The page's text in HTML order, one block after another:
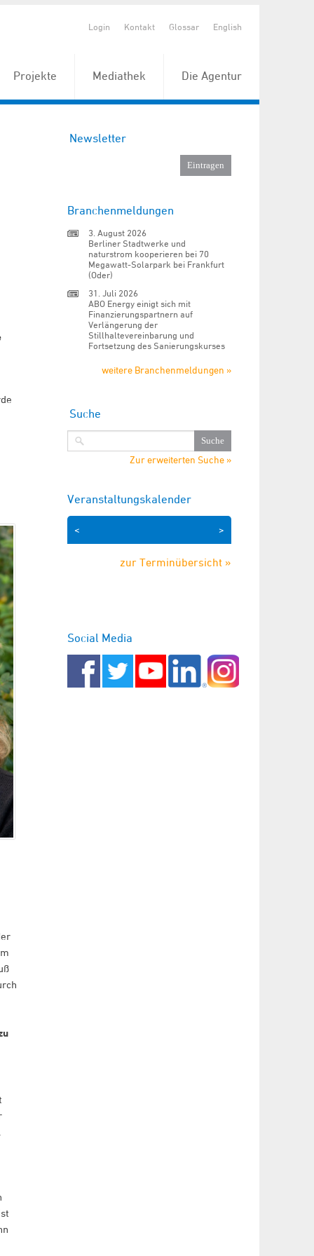
Login Kontakt Glossar English
Projekte Mediathek Die Agentur
Newsletter
Branchenmeldungen
3. August 2026
Berliner Stadtwerke und
naturstrom kooperieren bei 70
Megawatt-Solarpark bei Frankfurt
(Oder)
31. Juli 2026
ABO Energy einigt sich mit
Finanzierungspartnern auf
Verlängerung der
Stillhaltevereinbarung und
Fortsetzung des Sanierungskurses
weitere Branchenmeldungen »
Suche
Zur erweiterten Suche »
Veranstaltungskalender
>
<
zur Terminübersicht »
Social Media